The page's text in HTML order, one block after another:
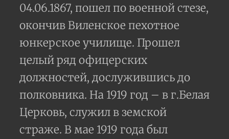
04.06.1867, пошел по военной стезе,
окончив Виленское пехотное
юнкерское училище. Прошел
целый ряд офицерских
должностей, дослужившись до
полковника. На 1919 год – в г.Белая
Церковь, служил в земской
страже. В мае 1919 года был